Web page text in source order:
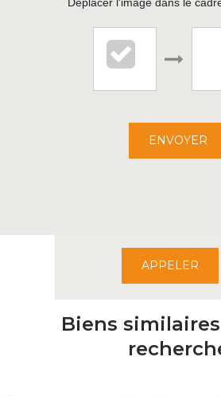
1 RUE DE PARIS
APPELER
ENVOYER
Biens